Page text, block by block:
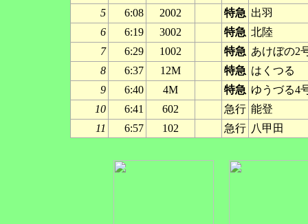
5
6:08 2002 特急 出羽
6
6:19 3002 特急 北陸
7
6:29 1002 特急 あけぼの2
8
6:37 12M 特急 はくつる
9
6:40 4M 特急 ゆうづる4
10
6:41 602 急行 能登
11
6:57 102 急行 八甲田